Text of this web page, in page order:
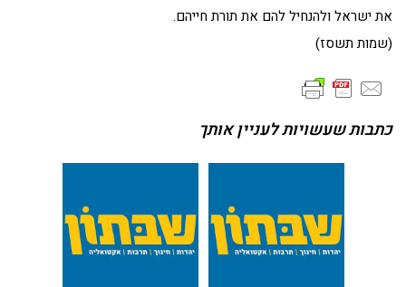
את ישראל ולהנחיל להם את תורת חייהם.
(שמות תשסז)
כתבות שעשויות לעניין אותך